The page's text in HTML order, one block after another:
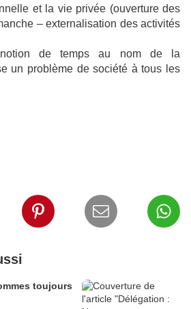
et la vie privée (ouverture des
– externalisation des activités
de temps au nom de la
un problème de société à tous les
toujours